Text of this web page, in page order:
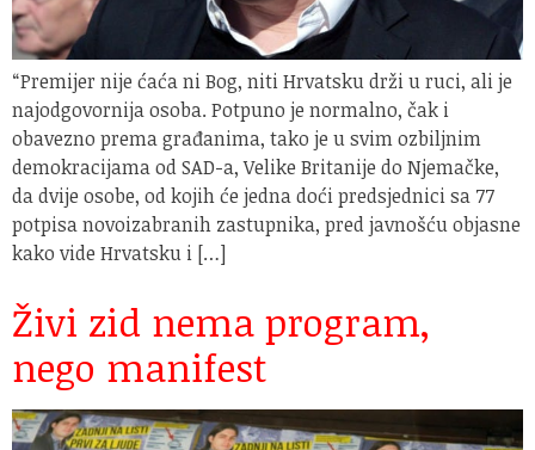
“Premijer nije ćaća ni Bog, niti Hrvatsku drži u ruci, ali je
najodgovornija osoba. Potpuno je normalno, čak i
obavezno prema građanima, tako je u svim ozbiljnim
demokracijama od SAD-a, Velike Britanije do Njemačke,
da dvije osobe, od kojih će jedna doći predsjednici sa 77
potpisa novoizabranih zastupnika, pred javnošću objasne
kako vide Hrvatsku i […]
Živi zid nema program,
nego manifest